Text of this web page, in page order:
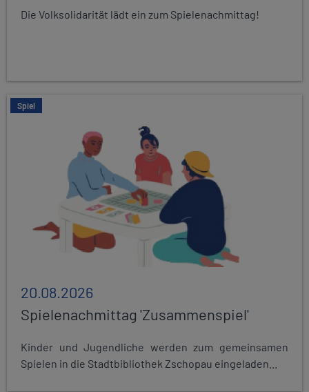
Die Volksolidarität lädt ein zum Spielenachmittag!
Spiel
20.08.2026
Spielenachmittag 'Zusammenspiel'
Kinder und Jugendliche werden zum gemeinsamen
Spielen in die Stadtbibliothek Zschopau eingeladen...